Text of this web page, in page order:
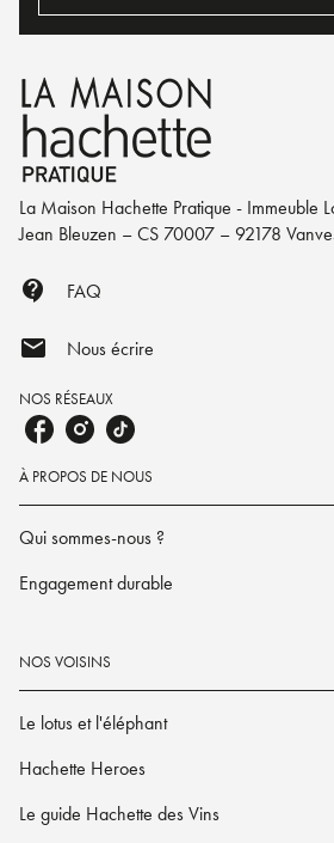
La Maison Hachette Pratique - Immeuble
Jean Bleuzen – CS 70007 – 92178
contact_support FAQ
mail Nous écrire
NOS RÉSEAUX
À PROPOS DE NOUS
Qui sommes-nous ?
Engagement durable
NOS VOISINS
Le lotus et l'éléphant
Hachette Heroes
Le guide Hachette des Vins